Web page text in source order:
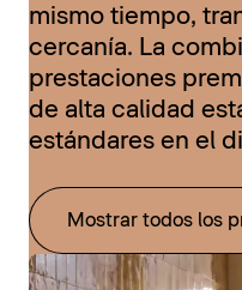
mismo tiempo,
cercanía. La
prestaciones
de alta calidad
estándares en el
Mostrar todos los